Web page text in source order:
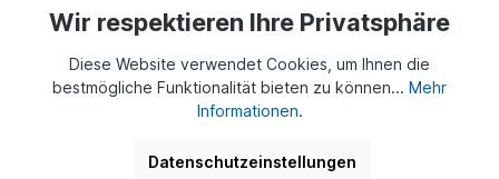
anders angegeben.
Realisiert mit Shopware
© 2024 Buddy Bär Berlin GmbH | Eine Initiative von Dr. Klaus
Wir respektieren Ihre Privatsphäre
Diese Website verwendet Cookies, um Ihnen die
bestmögliche Funktionalität bieten zu können... Mehr
Informationen.
Datenschutzeinstellungen